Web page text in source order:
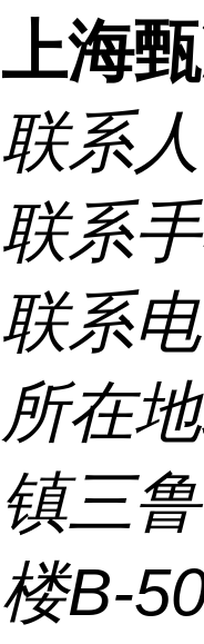
上海
联系人
联系
联系
所在
镇三
楼B-